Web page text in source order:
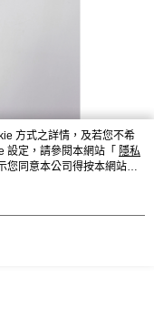
方式之詳情，及若您不希
設定，請參閱本網站「 隱私
您同意本公司得按本網站使